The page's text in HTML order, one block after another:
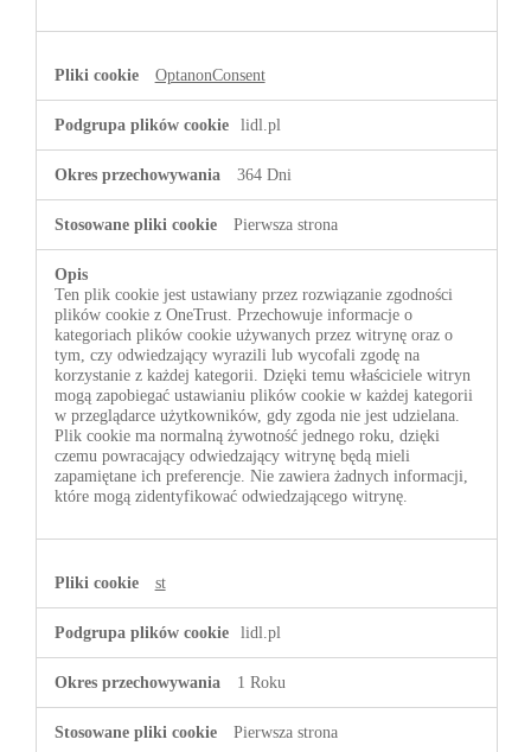
OptanonConsent
lidl.pl
364 Dni
Pierwsza strona
Ten plik cookie jest ustawiany przez rozwiązanie zgodności
plików cookie z OneTrust. Przechowuje informacje o
kategoriach plików cookie używanych przez witrynę oraz o
tym, czy odwiedzający wyrazili lub wycofali zgodę na
korzystanie z każdej kategorii. Dzięki temu właściciele witryn
mogą zapobiegać ustawianiu plików cookie w każdej kategorii
w przeglądarce użytkowników, gdy zgoda nie jest udzielana.
Plik cookie ma normalną żywotność jednego roku, dzięki
czemu powracający odwiedzający witrynę będą mieli
zapamiętane ich preferencje. Nie zawiera żadnych informacji,
które mogą zidentyfikować odwiedzającego witrynę.
st
lidl.pl
1 Roku
Pierwsza strona